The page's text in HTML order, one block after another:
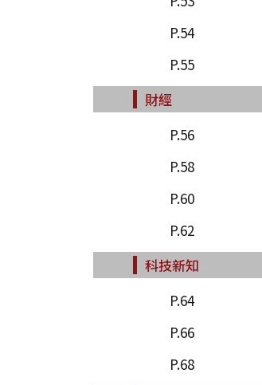
P.54
P.55
財經
P.56
P.58
P.60
P.62
科技新知
P.64
P.66
P.68